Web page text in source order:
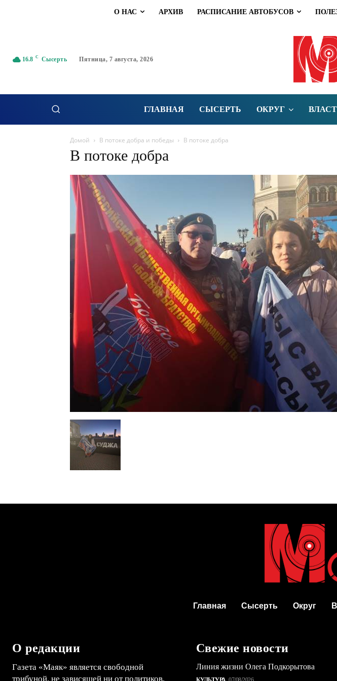
О НАС АРХИВ РАСПИСАНИЕ АВТОБУСОВ
16.8 C Сысерть Пятница, 7 августа, 2026
ГЛАВНАЯ СЫСЕРТЬ ОКРУГ
Домой В потоке добра и победы В потоке добра
В потоке добра
Главная Сысерть Округ
О редакции
Газета «Маяк» является свободной
трибуной, не зависящей ни от политиков,
Свежие новости
Линия жизни Олега Подкорытова